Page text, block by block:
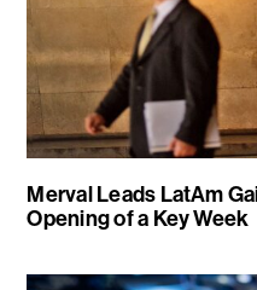
Merval Leads LatAm
Opening of a Key Week